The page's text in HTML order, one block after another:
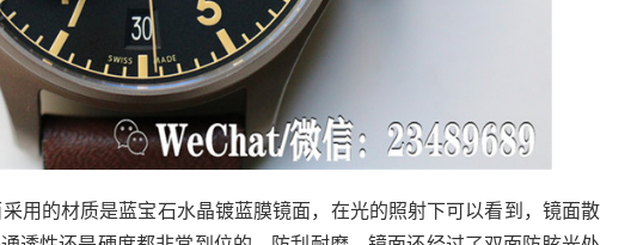
用的材质是蓝宝石水晶镀蓝膜镜面，在光的照射下可以看到，镜面散